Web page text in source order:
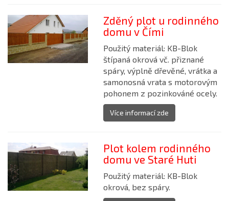
Zděný plot u rodinného
domu v Čími
Použitý materiál: KB-Blok
štípaná okrová vč. přiznané
spáry, výplně dřevěné, vrátka a
samonosná vrata s motorovým
pohonem z pozinkováné ocely.
Více informací zde
Plot kolem rodinného
domu ve Staré Huti
Použitý materiál: KB-Blok
okrová, bez spáry.